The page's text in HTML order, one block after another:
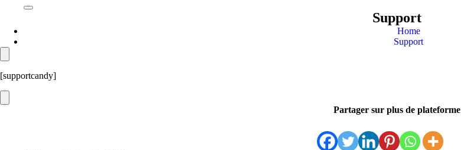
Support
Home
Support
[supportcandy]
Partager sur plus de plateforme